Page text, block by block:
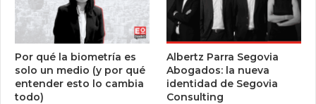
Por qué la biometría es
solo un medio (y por qué
entender esto lo cambia
todo)
Albertz Parra Segovia
Abogados: la nueva
identidad de Segovia
Consulting